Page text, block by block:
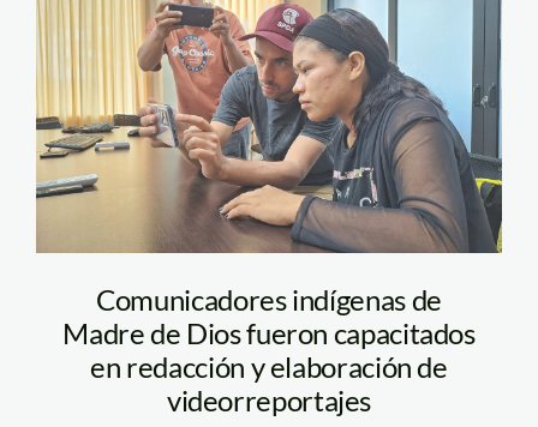
comunicadores
indigenas foto
wuilmar briceno spda
Comunicadores indígenas de
Madre de Dios fueron capacitados
en redacción y elaboración de
videorreportajes